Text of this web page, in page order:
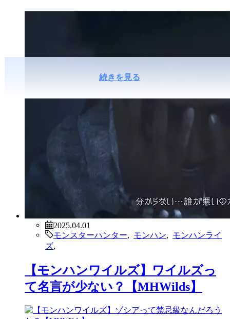
続きを見る
2025.04.01
モンスターハンター
モンハン
モンハンライ
ズ
【モンハンワイルズ】ワイルズっ
て名言が少ない？【MHWilds】